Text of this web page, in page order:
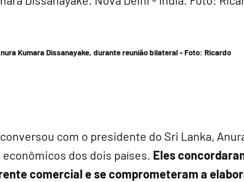
Kumara Dissanayake, durante reunião bilateral - Foto: Ricardo
com o presidente do Sri Lanka,
dos dois países. Eles
comercial e se comprometeram a